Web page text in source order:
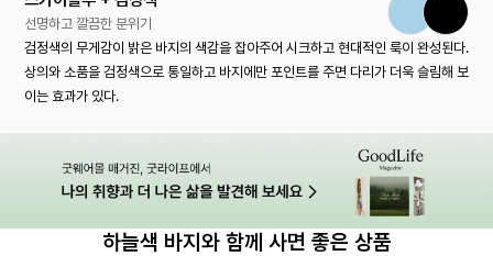
선명하고 깔끔한 분위기
검정색의 무게감이 밝은 바지의 색감을 잡아주어 시크하고 현대적인 룩이 완성된다.
상의와 소품을 검정색으로 통일하고 바지에만 포인트를 주면 다리가 더욱 슬림해 보
이는 효과가 있다.
하늘색 바지와 함께 사면 좋은 상품